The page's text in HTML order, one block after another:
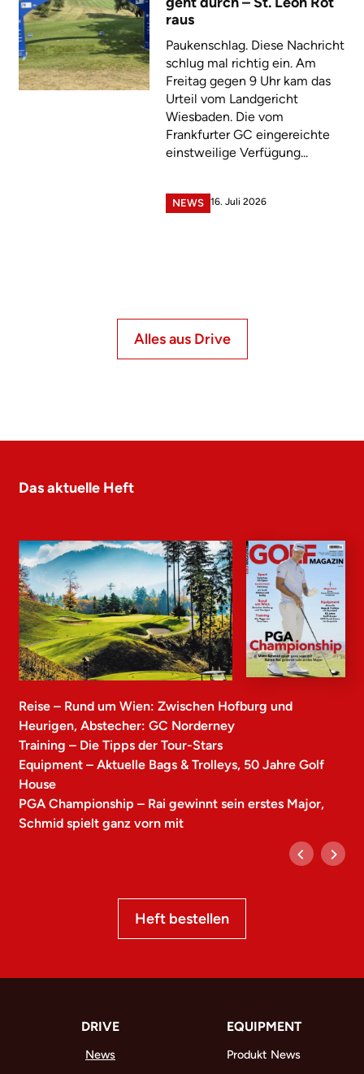
raus
Paukenschlag. Diese Nachricht
schlug mal richtig ein. Am
Freitag gegen 9 Uhr kam das
Urteil vom Landgericht
Wiesbaden. Die vom
Frankfurter GC eingereichte
einstweilige Verfügung...
NEWS 16. Juli 2026
Alles aus Drive
Das aktuelle Heft
Reise – Rund um Wien: Zwischen Hofburg und
Heurigen, Abstecher: GC Norderney
Training – Die Tipps der Tour-Stars
Equipment – Aktuelle Bags & Trolleys, 50 Jahre Golf
House
PGA Championship – Rai gewinnt sein erstes Major,
Schmid spielt ganz vorn mit
Heft bestellen
DRIVE
News
EQUIPMENT
Produkt News